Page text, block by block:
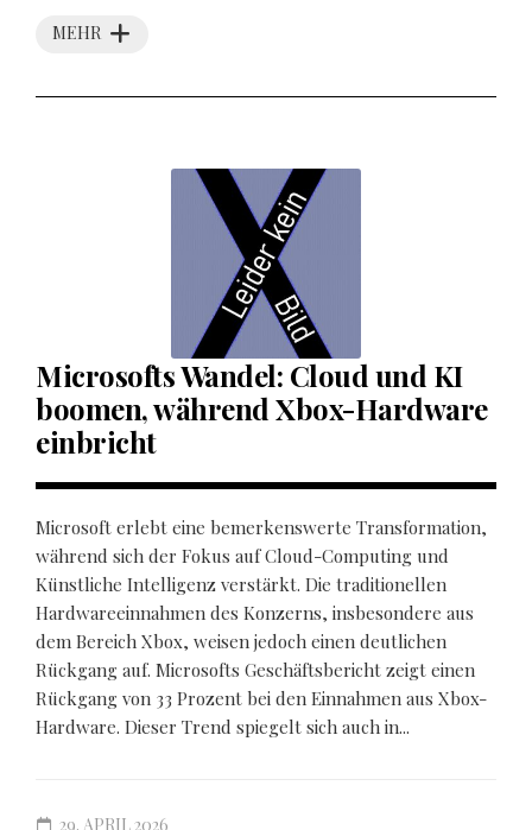
MEHR
Microsofts Wandel: Cloud und KI
boomen, während Xbox-Hardware
einbricht
Microsoft erlebt eine bemerkenswerte Transformation,
während sich der Fokus auf Cloud-Computing und
Künstliche Intelligenz verstärkt. Die traditionellen
Hardwareeinnahmen des Konzerns, insbesondere aus
dem Bereich Xbox, weisen jedoch einen deutlichen
Rückgang auf. Microsofts Geschäftsbericht zeigt einen
Rückgang von 33 Prozent bei den Einnahmen aus Xbox-
Hardware. Dieser Trend spiegelt sich auch in...
29. APRIL 2026